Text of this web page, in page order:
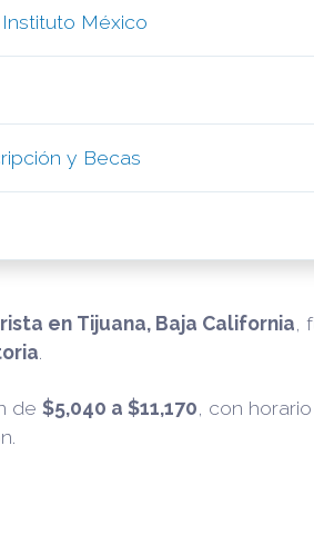
México
y Becas
en Tijuana, Baja California
de $5,040 a $11,170 , con